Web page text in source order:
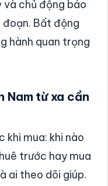
và chủ động báo
đoạn. Bất động
hành quan trọng
Nam từ xa cần
khi mua: khi nào
trước hay mua
ai theo dõi giúp.